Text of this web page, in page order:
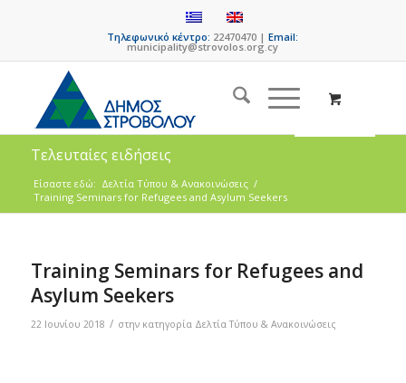
Τηλεφωνικό κέντρο: 22470470 |Email:
municipality@strovolos.org.cy
Τελευταίες ειδήσεις
Είσαστε εδώ: Δελτία Τύπου & Ανακοινώσεις /
Training Seminars for Refugees and Asylum Seekers
Training Seminars for Refugees and
Asylum Seekers
22 Ιουνίου 2018 / στην κατηγορία Δελτία Τύπου & Ανακοινώσεις